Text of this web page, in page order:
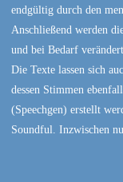
endgültig durch den
Anschließend werden
und bei Bedarf
Die Texte lassen sich
dessen Stimmen
(Speechgen) erstellt
Soundful. Inzwischen